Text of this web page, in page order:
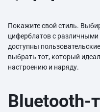
Покажите свой стиль.
циферблатов с
доступны
выбрать тот, который
настроению и наряду.
Bluetooth-